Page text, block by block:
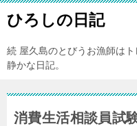
ひろしの日記
続 屋久島のとびうお漁師は
静かな日記。
消費生活相談員試